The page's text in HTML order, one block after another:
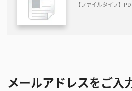
【ファイルタイプ】
メールアドレスをご入